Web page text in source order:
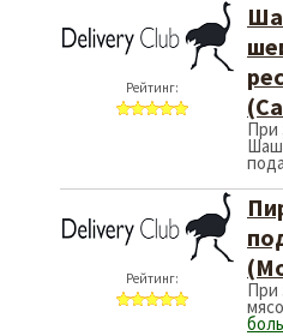
Рейтинг:
При
Рейтинг: При